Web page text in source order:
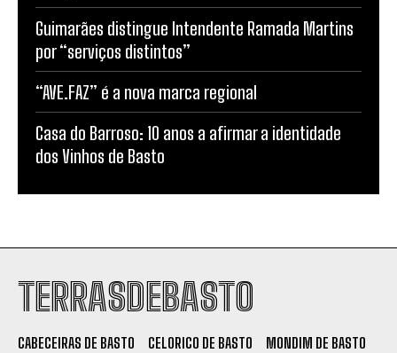
Guimarães distingue Intendente Ramada Martins
por “serviços distintos”
“AVE.FAZ” é a nova marca regional
Casa do Barroso: 10 anos a afirmar a identidade
dos Vinhos de Basto
TERRASDEBASTO
CABECEIRAS DE BASTO CELORICO DE BASTO
MONDIM DE BASTO